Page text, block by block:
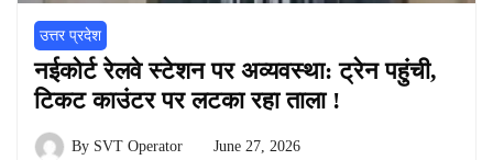
उत्तर प्रदेश
नईकोर्ट रेलवे स्टेशन पर अव्यवस्था: ट्रेन पहुंची,
टिकट काउंटर पर लटका रहा ताला !
By SVT Operator June 27, 2026